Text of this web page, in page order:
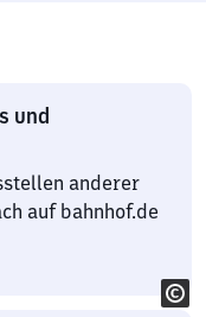
und
anderer
auf bahnhof.de